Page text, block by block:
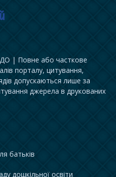
| Повне або часткове
порталу, цитування,
допускаються лише за
джерела в друкованих
батьків
дошкільної освіти